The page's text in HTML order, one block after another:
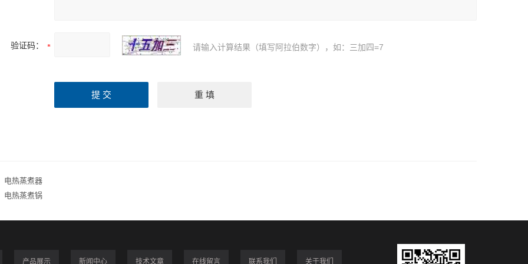
验证码： 请输入计算结果（填写阿拉伯数字），如：三加四=7
电热蒸煮器
电热蒸煮锅
产品展示 新闻中心 技术文章 在线留言 联系我们 关于我们